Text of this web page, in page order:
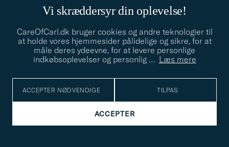
Vi skræddersyr din oplevelse!
CareOfCarl.dk bruger cookies og andre teknologier til
at holde vores hjemmesider pålidelige og sikre, for at
måle deres ydeevne, for at levere personlige
indkøbsoplevelser og personlig … Læs mere
ACCEPTER NØDVENDIGE TILPAS
ACCEPTER
info@careofcarl.dk
Behøver du hjælp til at finde din stil? Lad os hjælpe dig, vi hjælper
gerne til!
STILRÅD